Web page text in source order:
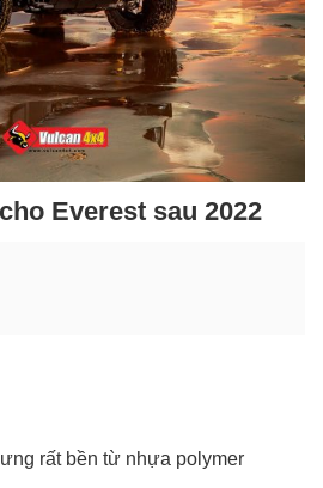
Everest sau 2022
rất bền từ nhựa polymer